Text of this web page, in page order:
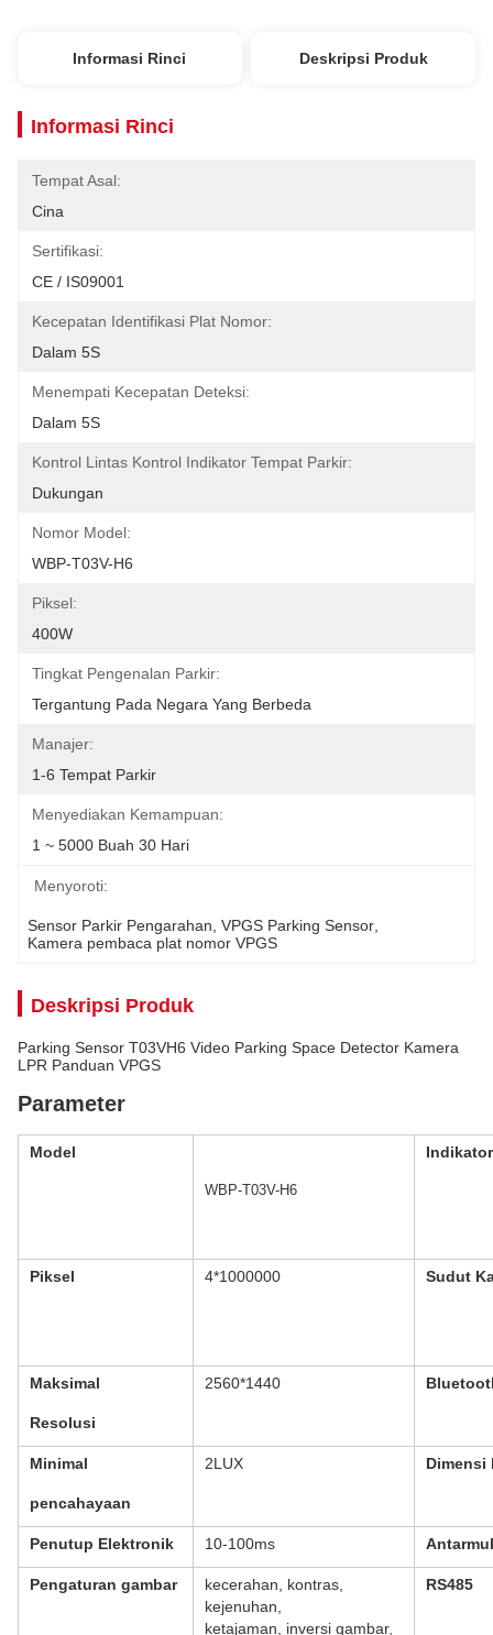
Informasi Rinci Deskripsi Produk
Informasi Rinci
Tempat Asal:
Cina
Sertifikasi:
CE / IS09001
Kecepatan Identifikasi Plat Nomor:
Dalam 5S
Menempati Kecepatan Deteksi:
Dalam 5S
Kontrol Lintas Kontrol Indikator Tempat Parkir:
Dukungan
Nomor Model:
WBP-T03V-H6
Piksel:
400W
Tingkat Pengenalan Parkir:
Tergantung Pada Negara Yang Berbeda
Manajer:
1-6 Tempat Parkir
Menyediakan Kemampuan:
1 ~ 5000 Buah 30 Hari
Menyoroti:
Sensor Parkir Pengarahan VPGS Parking Sensor
Kamera pembaca plat nomor VPGS
Deskripsi Produk
Parking Sensor T03VH6 Video Parking Space Detector Kamera
LPR Panduan VPGS
Parameter
Model
WBP-T03V-H6
Indikator
Piksel 4*1000000 Sudut
Maksimal
Resolusi
2560*1440
Minimal
pencahayaan
2LUX Dimensi
Penutup Elektronik 10-100ms
Pengaturan gambar
kecerahan, kontras,
kejenuhan,
ketajaman, inversi gambar,
RS485